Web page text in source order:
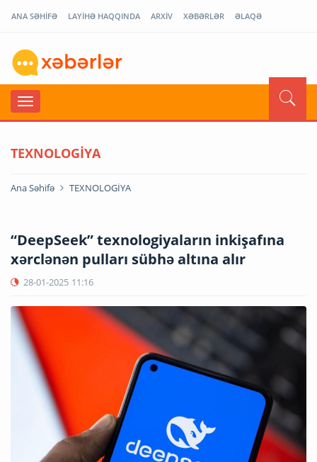
ANA SƏHİFƏ LAYİHƏ HAQQINDA ARXİV XƏBƏRLƏR ƏLAQƏ
TEXNOLOGİYA
Ana Səhifə TEXNOLOGİYA
“DeepSeek” texnologiyaların inkişafına
xərclənən pulları sübhə altına alır
28-01-2025 11:16